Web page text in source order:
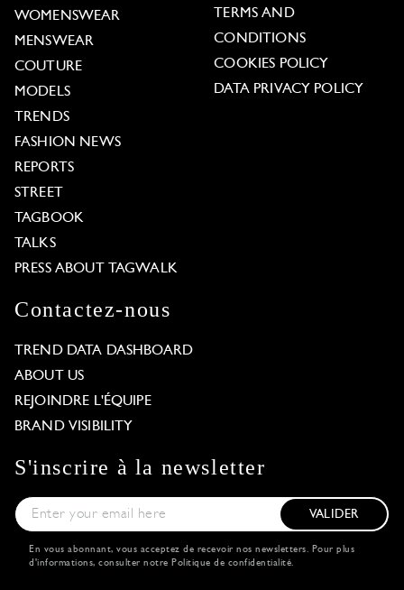
WOMENSWEAR
MENSWEAR
COUTURE
MODELS
TRENDS
FASHION NEWS
REPORTS
STREET
TAGBOOK
TALKS
PRESS ABOUT TAGWALK
TERMS AND
CONDITIONS
COOKIES POLICY
DATA PRIVACY POLICY
Contactez-nous
TREND DATA DASHBOARD
ABOUT US
REJOINDRE L'ÉQUIPE
BRAND VISIBILITY
S'inscrire à la newsletter
VALIDER
En vous abonnant, vous acceptez de recevoir nos newsletters. Pour plus
d'informations, consulter notre Politique de confidentialité.